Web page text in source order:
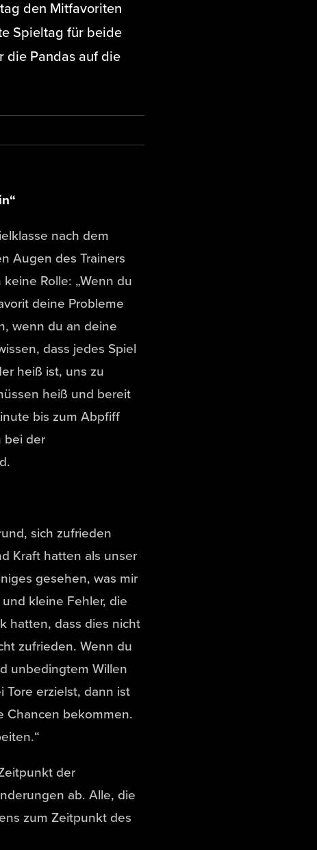
den Mitfavoriten
Spieltag für beide
die Pandas auf die
nach dem
Augen des Trainers
Rolle: „Wenn du
deine Probleme
wenn du an deine
dass jedes Spiel
heiß ist, uns zu
heiß und bereit
bis zum Abpfiff
bei der
sich zufrieden
Kraft hatten als unser
gesehen, was mir
kleine Fehler, die
hatten, dass dies nicht
zufrieden. Wenn du
unbedingtem Willen
Tore erzielst, dann ist
Chancen bekommen.
der
ab. Alle, die
zum Zeitpunkt des